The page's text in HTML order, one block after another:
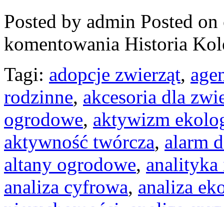
Posted by admin Posted
komentowania Historia
Tagi: adopcje zwierząt,
rodzinne, akcesoria dla
ogrodowe, aktywizm
aktywność twórcza, alarm
altany ogrodowe, analityka
analiza cyfrowa, analiza